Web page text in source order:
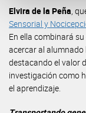
Elvira de la Peña,
Sensorial y
En ella combinará
acercar al
destacando el valor
investigación como
el aprendizaje.